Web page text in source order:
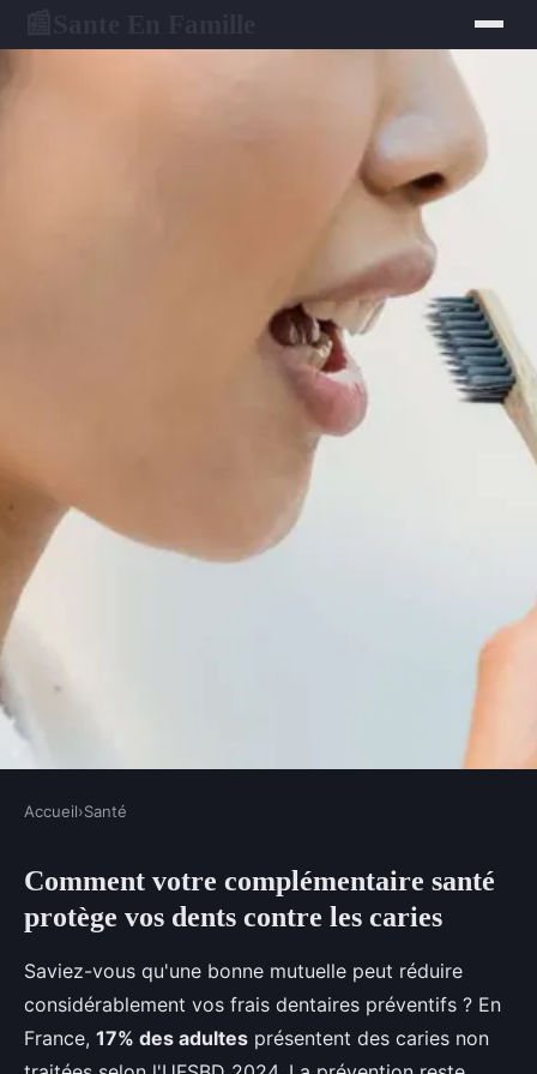
Mutuelle santé : comment
prévenir les caries efficacement
?
Léon 23 décembre 2025 8 min de lecture
Accueil›Santé
Comment votre complémentaire santé
protège vos dents contre les caries
Saviez-vous qu'une bonne mutuelle peut réduire
considérablement vos frais dentaires préventifs ? En
France, 17% des adultes présentent des caries non